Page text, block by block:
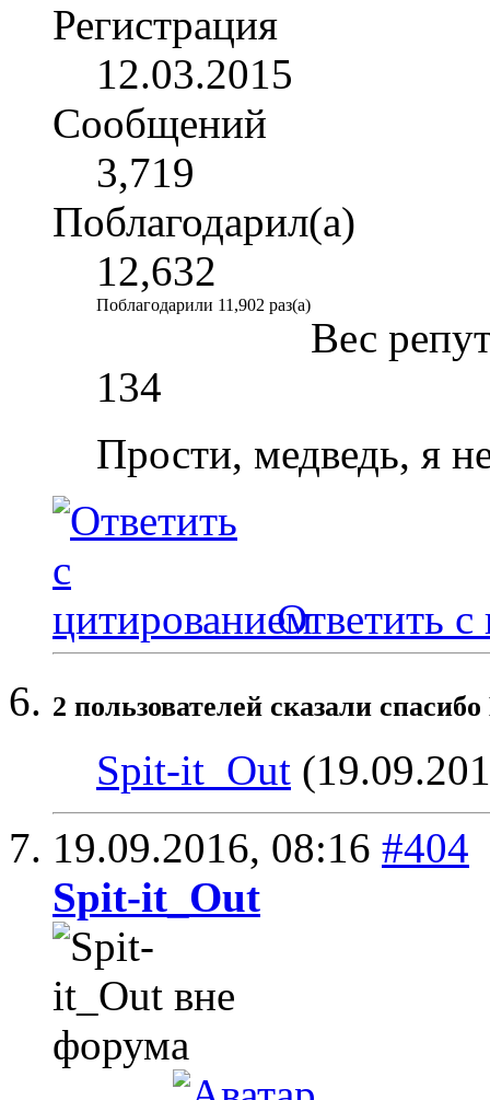
Регистрация
12.03.2015
Сообщений
3,719
Поблагодарил(а)
12,632
Поблагодарили 11,902 раз(а)
Вес
134
Прости, медведь, я
Ответить с
2 пользователей сказали
Spit-it_Out
19.09.2016, 08:16 #404
Spit-it_Out